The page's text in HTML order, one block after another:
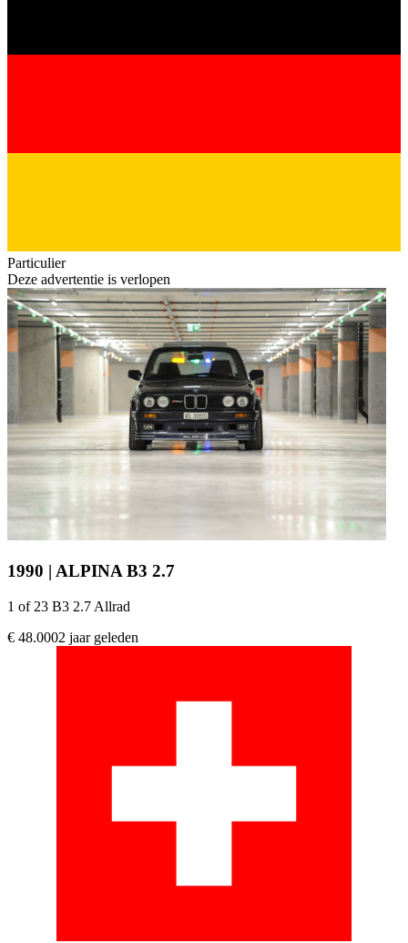
Particulier
Deze advertentie is verlopen
1990 | ALPINA B3 2.7
1 of 23 B3 2.7 Allrad
€ 48.0002 jaar geleden